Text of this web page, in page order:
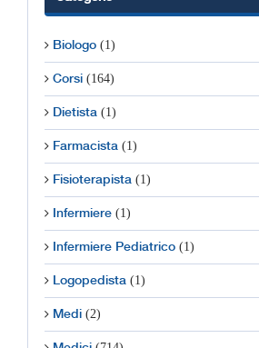
Biologo (1)
Corsi (164)
Dietista (1)
Farmacista (1)
Fisioterapista (1)
Infermiere (1)
Infermiere Pediatrico (1)
Logopedista (1)
Medi (2)